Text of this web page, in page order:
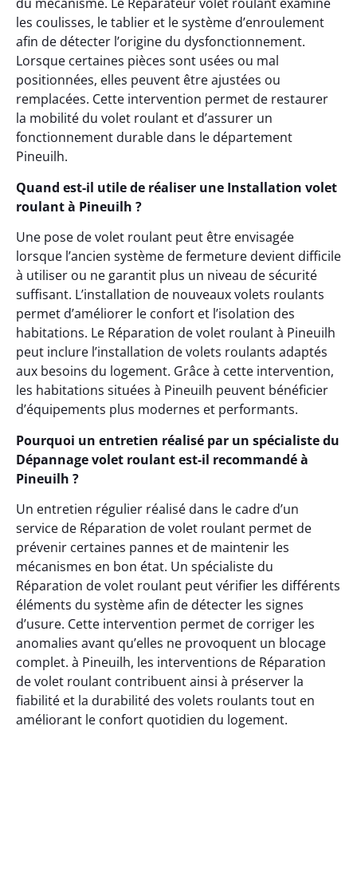
les coulisses, le tablier et le système d’enroulement
afin de détecter l’origine du dysfonctionnement.
Lorsque certaines pièces sont usées ou mal
positionnées, elles peuvent être ajustées ou
remplacées. Cette intervention permet de restaurer
la mobilité du volet roulant et d’assurer un
fonctionnement durable dans le département
Pineuilh.
Quand est-il utile de réaliser une Installation volet
roulant à Pineuilh ?
Une pose de volet roulant peut être envisagée
lorsque l’ancien système de fermeture devient difficile
à utiliser ou ne garantit plus un niveau de sécurité
suffisant. L’installation de nouveaux volets roulants
permet d’améliorer le confort et l’isolation des
habitations. Le Réparation de volet roulant à Pineuilh
peut inclure l’installation de volets roulants adaptés
aux besoins du logement. Grâce à cette intervention,
les habitations situées à Pineuilh peuvent bénéficier
d’équipements plus modernes et performants.
Pourquoi un entretien réalisé par un spécialiste du
Dépannage volet roulant est-il recommandé à
Pineuilh ?
Un entretien régulier réalisé dans le cadre d’un
service de Réparation de volet roulant permet de
prévenir certaines pannes et de maintenir les
mécanismes en bon état. Un spécialiste du
Réparation de volet roulant peut vérifier les différents
éléments du système afin de détecter les signes
d’usure. Cette intervention permet de corriger les
anomalies avant qu’elles ne provoquent un blocage
complet. à Pineuilh, les interventions de Réparation
de volet roulant contribuent ainsi à préserver la
fiabilité et la durabilité des volets roulants tout en
améliorant le confort quotidien du logement.